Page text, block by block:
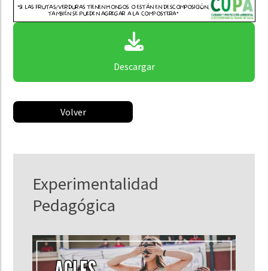
Descargar
Volver
Experimentalidad
Pedagógica